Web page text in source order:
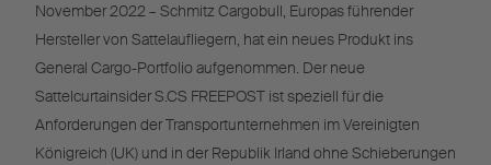
November 2022 – Schmitz Cargobull, Europas führender
Hersteller von Sattelaufliegern, hat ein neues Produkt ins
General Cargo-Portfolio aufgenommen. Der neue
Sattelcurtainsider S.CS FREEPOST ist speziell für die
Anforderungen der Transportunternehmen im Vereinigten
Königreich (UK) und in der Republik Irland ohne Schieberungen